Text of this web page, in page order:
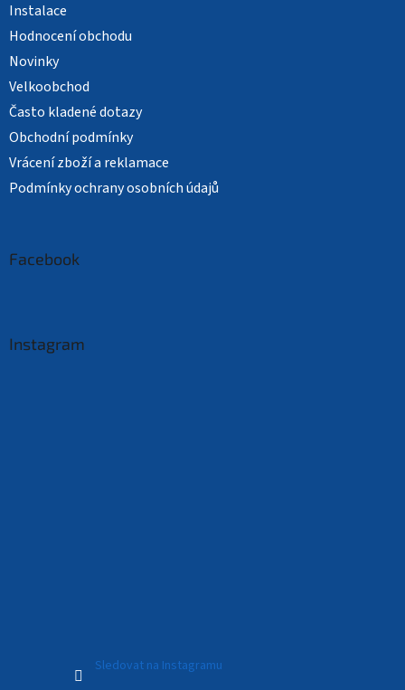
Instalace
Hodnocení obchodu
Novinky
Velkoobchod
Často kladené dotazy
Obchodní podmínky
Vrácení zboží a reklamace
Podmínky ochrany osobních údajů
Facebook
Instagram
Sledovat na Instagramu